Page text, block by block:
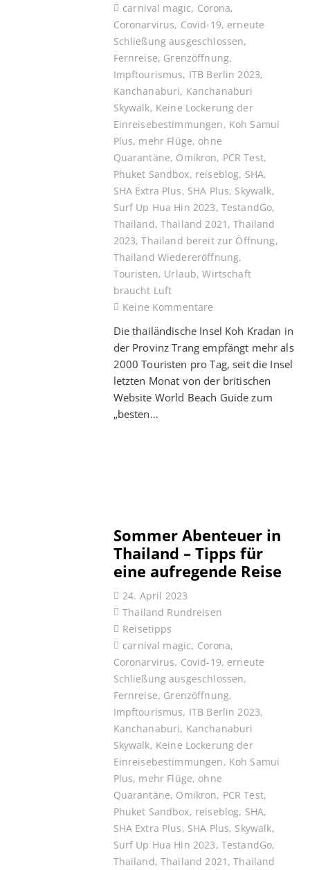
carnival magic, Corona,
Coronarvirus, Covid-19, erneute
Schließung ausgeschlossen,
Fernreise, Grenzöffnung,
Impftourismus, ITB Berlin 2023,
Kanchanaburi, Kanchanaburi
Skywalk, Keine Lockerung der
Einreisebestimmungen, Koh Samui
Plus, mehr Flüge, ohne
Quarantäne, Omikron, PCR Test,
Phuket Sandbox, reiseblog, SHA,
SHA Extra Plus, SHA Plus, Skywalk,
Surf Up Hua Hin 2023, TestandGo,
Thailand,Thailand 2021 ,Thailand
2023,Thailand bereit zur Öffnung,
Thailand Wiedereröffnung,
Touristen, Urlaub,Wirtschaft
braucht Luft
Keine Kommentare
Die thailändische Insel Koh Kradan in
der Provinz Trang empfängt mehr als
2000 Touristen pro Tag, seit die Insel
letzten Monat von der britischen
Website World Beach Guide zum
„besten…
Sommer Abenteuer in
Thailand – Tipps für
eine aufregende Reise
24. April 2023
Thailand Rundreisen
Reisetipps
carnival magic, Corona,
Coronarvirus, Covid-19, erneute
Schließung ausgeschlossen,
Fernreise, Grenzöffnung,
Impftourismus, ITB Berlin 2023,
Kanchanaburi, Kanchanaburi
Skywalk, Keine Lockerung der
Einreisebestimmungen, Koh Samui
Plus, mehr Flüge, ohne
Quarantäne, Omikron, PCR Test,
Phuket Sandbox, reiseblog, SHA,
SHA Extra Plus, SHA Plus, Skywalk,
Surf Up Hua Hin 2023, TestandGo,
Thailand,Thailand 2021 ,Thailand